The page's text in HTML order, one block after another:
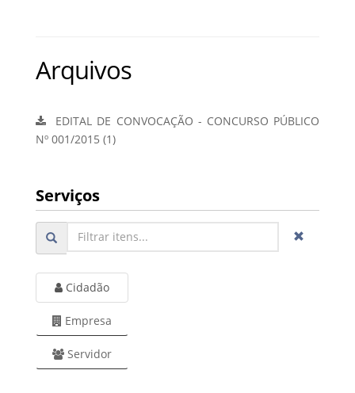
Arquivos
EDITAL DE CONVOCAÇÃO - CONCURSO PÚBLICO
Nº 001/2015 (1)
Serviços
Cidadão
Empresa
Servidor